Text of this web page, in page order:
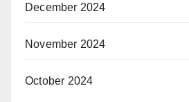
December 2024
November 2024
October 2024